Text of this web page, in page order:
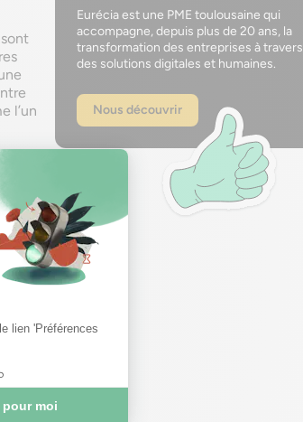
l’un
à
part
an.
Eurécia est une PME toulousaine qui
accompagne, depuis plus de 20 ans, la
transformation des entreprises à travers
des solutions digitales et humaines.
Nous découvrir